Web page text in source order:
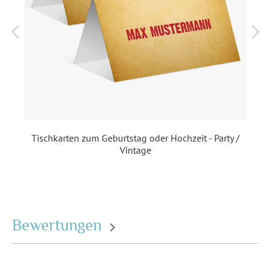
Individuell bedruckt,
Perforation zum Abtrennen
Inklusiv-Leistungen: Inkl. Druck Ihrer Texte
Material:
Bilderdruckpapier 300 g /
m², Naturpapier 300 g / m²
versenden
Tischkarten zum Geburtstag oder Hochzeit - Party /
Vintage
Bewertungen